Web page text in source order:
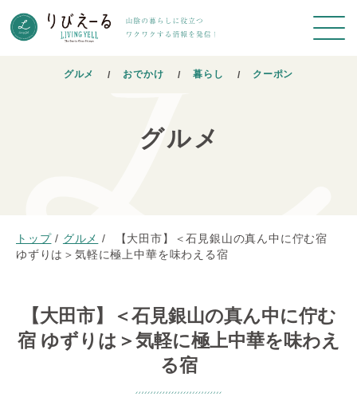
グルメ おでかけ 暮らし クーポン
グルメ
トップ / グルメ /
【大田市】＜石見銀山の真ん中に佇む宿
ゆずりは＞気軽に極上中華を味わえる宿
【大田市】＜石見銀山の真ん中に佇む
宿 ゆずりは＞気軽に極上中華を味わえ
る宿